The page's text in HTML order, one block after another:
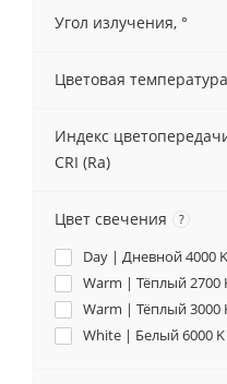
Угол излучения, °
Цветовая
Индекс
CRI (Ra)
Цвет свечения ?
Day | Дневной 4000
Warm | Тёплый 2700
Warm | Тёплый 3000
White | Белый 6000 K